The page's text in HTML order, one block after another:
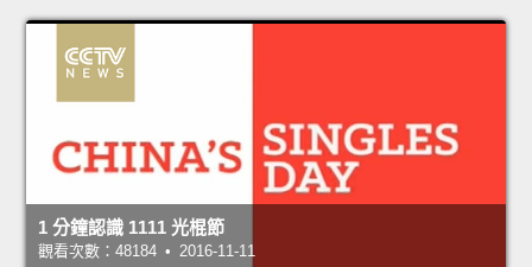
1 分鐘認識 1111 光棍節
觀看次數：48184 • 2016-11-11